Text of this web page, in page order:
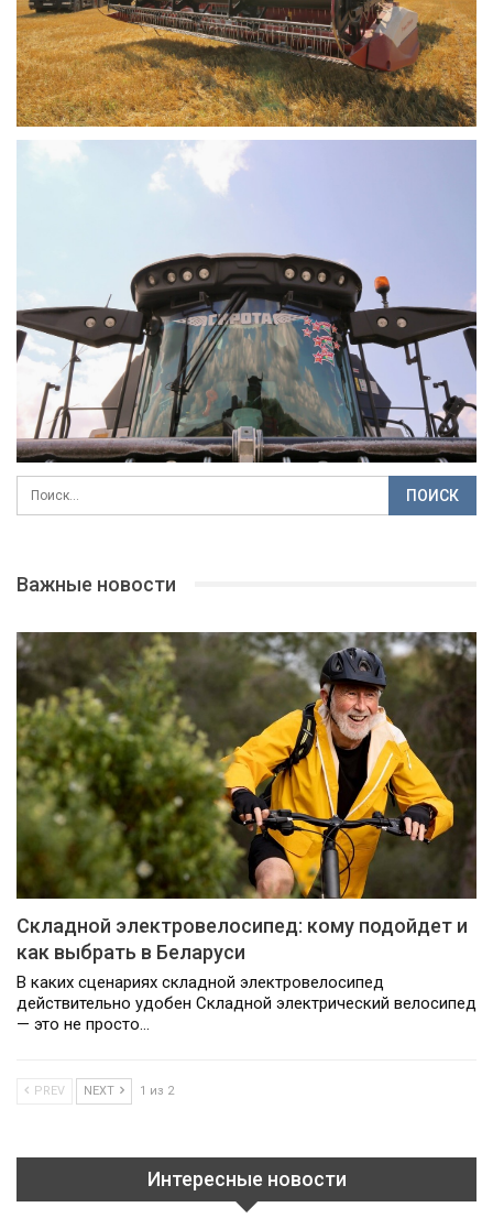
Важные новости
Складной электровелосипед: кому подойдет и
как выбрать в Беларуси
В каких сценариях складной электровелосипед
действительно удобен Складной электрический велосипед
— это не просто…
PREV NEXT 1 из 2
Интересные новости